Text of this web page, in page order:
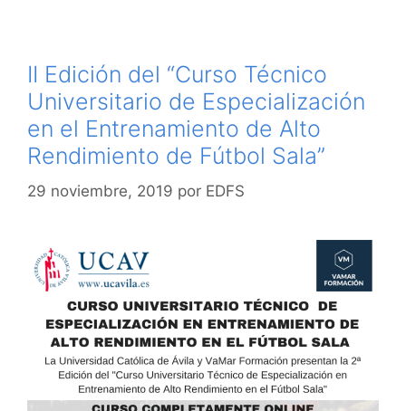
II Edición del “Curso Técnico
Universitario de Especialización
en el Entrenamiento de Alto
Rendimiento de Fútbol Sala”
29 noviembre, 2019 por EDFS